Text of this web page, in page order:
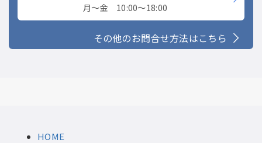
月〜金 10:00〜18:00
その他のお問合せ方法はこちら
HOME